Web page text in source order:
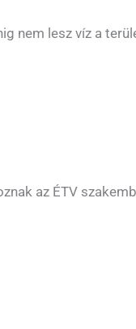
nem lesz víz a
az ÉTV